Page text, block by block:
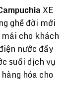
XE
ghế đời mới
cho khách
nước đầy
suối dịch vụ
hóa cho